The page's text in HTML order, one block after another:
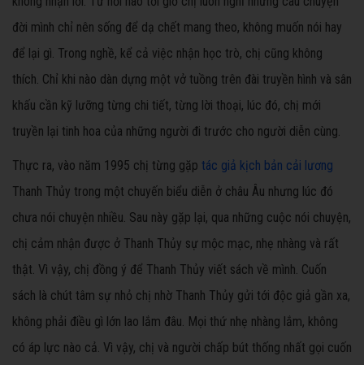
đời mình chỉ nên sống để dạ chết mang theo, không muốn nói hay
để lại gì. Trong nghề, kể cả việc nhận học trò, chị cũng không
thích. Chỉ khi nào dàn dựng một vở tuồng trên đài truyền hình và sân
khấu cần kỹ lưỡng từng chi tiết, từng lời thoại, lúc đó, chị mới
truyền lại tinh hoa của những người đi trước cho người diễn cùng.
Thực ra, vào năm 1995 chị từng gặp tác giả kịch bản cải lương
Thanh Thủy trong một chuyến biểu diễn ở châu Âu nhưng lúc đó
chưa nói chuyện nhiều. Sau này gặp lại, qua những cuộc nói chuyện,
chị cảm nhận được ở Thanh Thủy sự mộc mạc, nhẹ nhàng và rất
thật. Vì vậy, chị đồng ý để Thanh Thủy viết sách về mình. Cuốn
sách là chút tâm sự nhỏ chị nhờ Thanh Thủy gửi tới độc giả gần xa,
không phải điều gì lớn lao lắm đâu. Mọi thứ nhẹ nhàng lắm, không
có áp lực nào cả. Vì vậy, chị và người chấp bút thống nhất gọi cuốn